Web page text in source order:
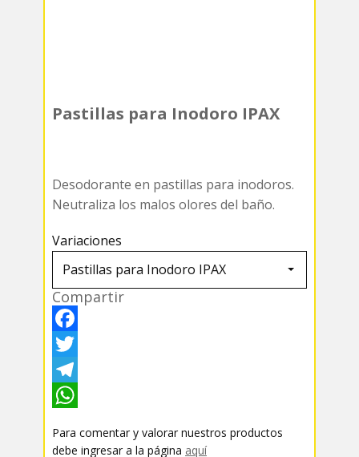
Pastillas para Inodoro IPAX
Desodorante en pastillas para inodoros.
Neutraliza los malos olores del baño.
Variaciones
Compartir
F
a
c
b
T
w
t
T
lh
Para comentar y valorar nuestros productos
debe ingresar a la página aquí